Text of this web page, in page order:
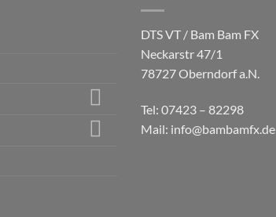
DTS VT / Bam Bam FX
Neckarstr 47/1
78727 Oberndorf a.N.
Tel: 07423 – 82298
Mail: info@bambamfx.de